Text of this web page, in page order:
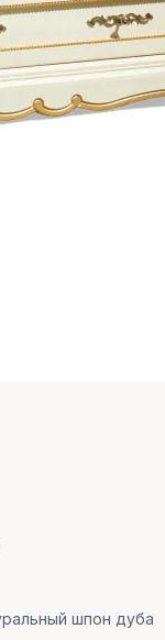
шпон дуба